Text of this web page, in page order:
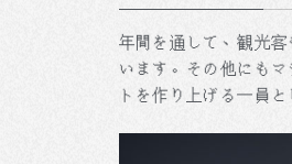
年間を通して、観光
います。その他にも
トを作り上げる一員